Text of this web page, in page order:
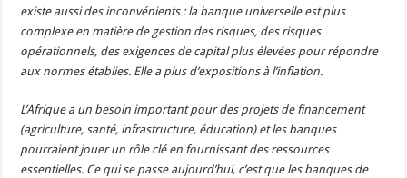
existe aussi des inconvénients : la banque universelle est plus
complexe en matière de gestion des risques, des risques
opérationnels, des exigences de capital plus élevées pour répondre
aux normes établies. Elle a plus d’expositions à l’inflation.
L’Afrique a un besoin important pour des projets de financement
(agriculture, santé, infrastructure, éducation) et les banques
pourraient jouer un rôle clé en fournissant des ressources
essentielles. Ce qui se passe aujourd’hui, c’est que les banques de